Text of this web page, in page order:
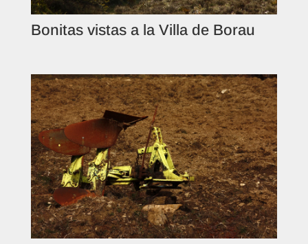
Bonitas vistas a la Villa de Borau